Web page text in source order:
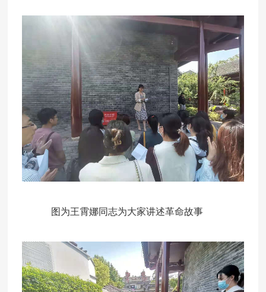
图为王霄娜同志为大家讲述革命故事